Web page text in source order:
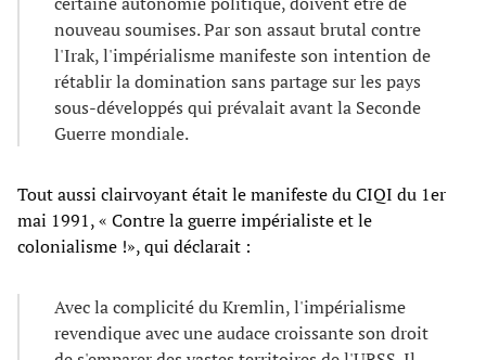
nouveau soumises. Par son assaut brutal contre
l'Irak, l'impérialisme manifeste son intention de
rétablir la domination sans partage sur les pays
sous-développés qui prévalait avant la Seconde
Guerre mondiale.
Tout aussi clairvoyant était le manifeste du CIQI du 1er
mai 1991, « Contre la guerre impérialiste et le
colonialisme !», qui déclarait :
Avec la complicité du Kremlin, l'impérialisme
revendique avec une audace croissante son droit